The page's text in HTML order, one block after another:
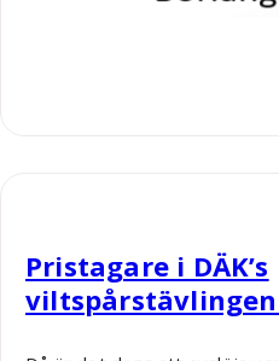
Pristagare i DÄK’s
viltspårstävlingen